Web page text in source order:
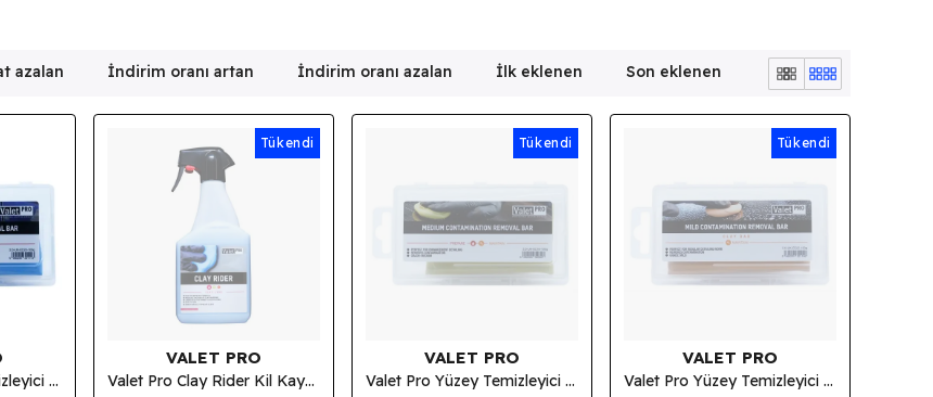
azalan İndirim oranı artan İndirim oranı azalan İlk eklenen Son eklenen
Valet Pro Yüzey Temizleyici Mavi Kil Sert - Blue Clay 100 Gr
Tükendi
VALET PRO
Valet Pro Clay Rider Kil Kaydırıcı Sprey 500 Ml.
Tükendi
VALET PRO
Valet Pro Yüzey Temizleyici Sarı Kil Orta Sert - Yellow Clay 100 Gr
Tükendi
VALET PRO
Valet Pro Yüzey Temizleyici Turuncu Kil Yumuşak - Orange Clay 100 Gr